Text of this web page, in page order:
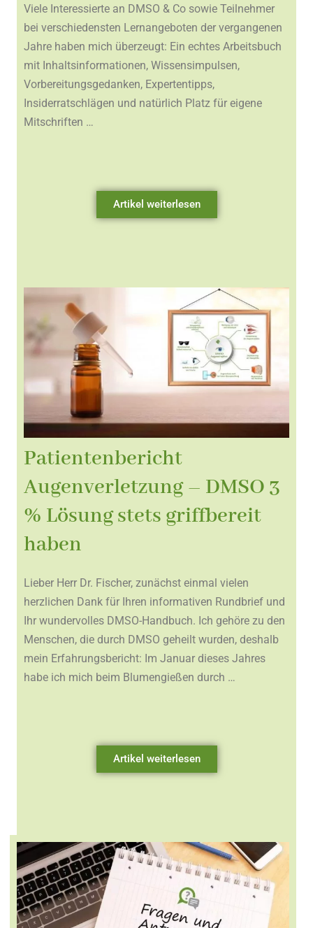
Viele Interessierte an DMSO & Co sowie Teilnehmer
bei verschiedensten Lernangeboten der vergangenen
Jahre haben mich überzeugt: Ein echtes Arbeitsbuch
mit Inhaltsinformationen, Wissensimpulsen,
Vorbereitungsgedanken, Expertentipps,
Insiderratschlägen und natürlich Platz für eigene
Mitschriften …
Artikel weiterlesen
Patientenbericht
Augenverletzung – DMSO 3
% Lösung stets griffbereit
haben
Lieber Herr Dr. Fischer, zunächst einmal vielen
herzlichen Dank für Ihren informativen Rundbrief und
Ihr wundervolles DMSO-Handbuch. Ich gehöre zu den
Menschen, die durch DMSO geheilt wurden, deshalb
mein Erfahrungsbericht: Im Januar dieses Jahres
habe ich mich beim Blumengießen durch …
Artikel weiterlesen